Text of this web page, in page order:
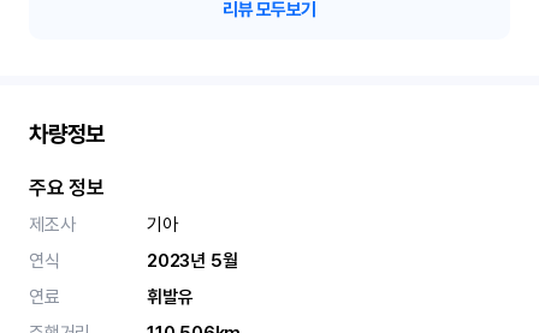
리뷰 모두보기
차량정보
주요 정보
제조사
기아
연식
2023년 5월
연료
휘발유